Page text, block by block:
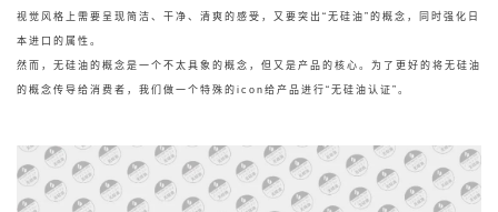
视觉风格上需要呈现简洁、干净、清爽的感受，又要突出“无硅油”的概念，同时强化日
本进口的属性。
然而，无硅油的概念是一个不太具象的概念，但又是产品的核心。为了更好的将无硅油
的概念传导给消费者，我们做一个特殊的icon给产品进行“无硅油认证”。